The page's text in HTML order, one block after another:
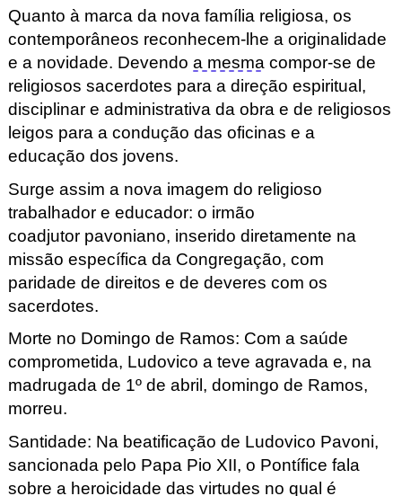
Quanto à marca da nova família religiosa, os
contemporâneos reconhecem-lhe a originalidade
e a novidade. Devendo a mesma compor-se de
religiosos sacerdotes para a direção espiritual,
disciplinar e administrativa da obra e de religiosos
leigos para a condução das oficinas e a
educação dos jovens.
Surge assim a nova imagem do religioso
trabalhador e educador: o irmão
coadjutor pavoniano, inserido diretamente na
missão específica da Congregação, com
paridade de direitos e de deveres com os
sacerdotes.
Morte no Domingo de Ramos: Com a saúde
comprometida, Ludovico a teve agravada e, na
madrugada de 1º de abril, domingo de Ramos,
morreu.
Santidade: Na beatificação de Ludovico Pavoni,
sancionada pelo Papa Pio XII, o Pontífice fala
sobre a heroicidade das virtudes no qual é